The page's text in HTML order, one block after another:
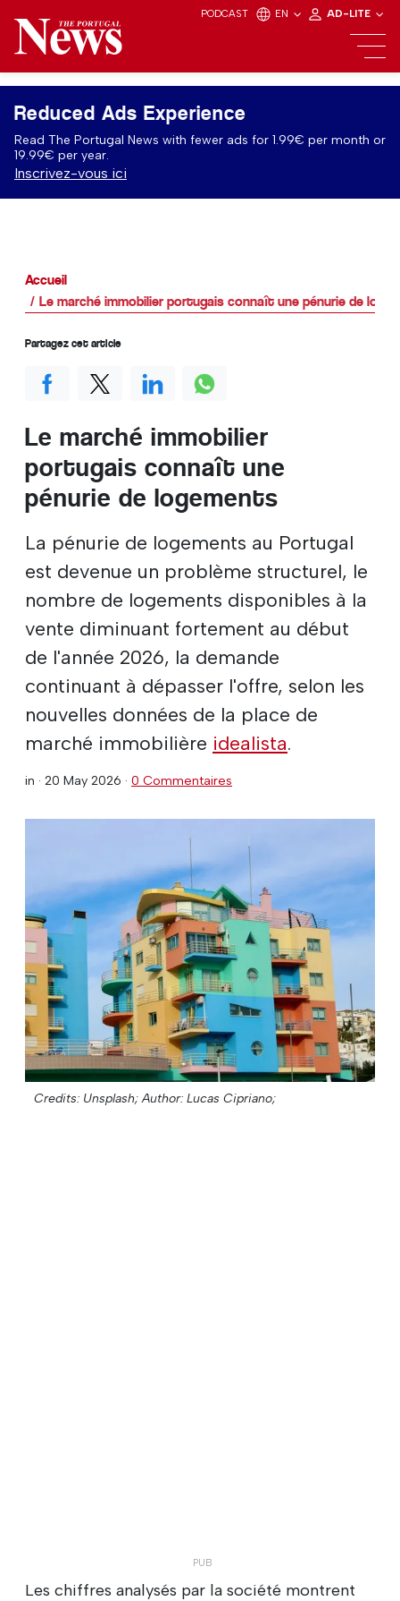
PODCAST EN AD-LITE
Reduced Ads Experience
Read The Portugal News with fewer ads for 1.99€ per month or
19.99€ per year.
Inscrivez-vous ici
Accueil
Le marché immobilier portugais connaît une pénurie de
Le marché immobilier
portugais connaît une
pénurie de logements
La pénurie de logements au Portugal
est devenue un problème structurel, le
nombre de logements disponibles à la
vente diminuant fortement au début
de l'année 2026, la demande
continuant à dépasser l'offre, selon les
nouvelles données de la place de
marché immobilière idealista.
in · 20 May 2026 · 0 Commentaires
Credits: Unsplash; Author: Lucas Cipriano;
Les chiffres analysés par la société montrent
Partagez cet article